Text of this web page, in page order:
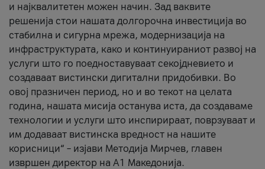
и најквалитетен можен начин. Зад ваквите
решенија стои нашата долгорочна инвестиција во
стабилна и сигурна мрежа, модернизација на
инфраструктурата, како и континуираниот развој на
услуги што го поедноставуваат секојдневието и
создаваат вистински дигитални придобивки. Во
овој празничен период, но и во текот на целата
година, нашата мисија останува иста, да создаваме
технологии и услуги што инспирираат, поврзуваат и
им додаваат вистинска вредност на нашите
корисници“ – изјави Методија Мирчев, главен
извршен директор на А1 Македонија.